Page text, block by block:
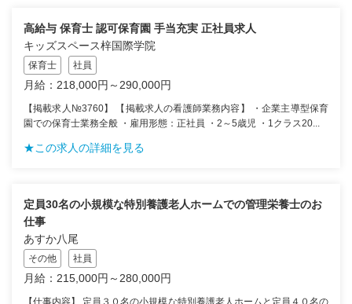
高給与 保育士 認可保育園 手当充実 正社員求人
キッズスペース梓国際学院
保育士 社員
月給：218,000円～290,000円
【掲載求人№3760】 【掲載求人の看護師業務内容】 ・企業主導型保育
園での保育士業務全般 ・雇用形態：正社員 ・2～5歳児 ・1クラス20...
★この求人の詳細を見る
定員30名の小規模な特別養護老人ホームでの管理栄養士のお
仕事
あすか八尾
その他 社員
月給：215,000円～280,000円
【仕事内容】 定員３０名の小規模な特別養護老人ホームと定員４０名の